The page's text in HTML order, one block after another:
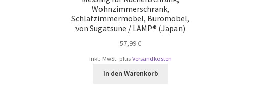
Wohnzimmerschrank,
Schlafzimmermöbel, Büromöbel,
von Sugatsune / LAMP® (Japan)
57,99€
inkl. MwSt. plus Versandkosten
In den Warenkorb